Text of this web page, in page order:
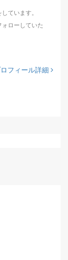
ています。
ローしていた
フィール詳細